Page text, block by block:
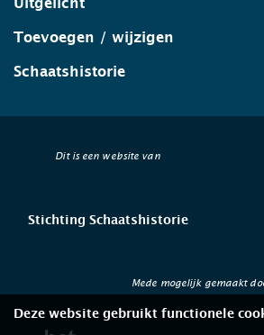
Uitgelicht
Toevoegen / wijzigen
Schaatshistorie
Dit is een website van
Stichting Schaatshistorie
Mede mogelijk gemaakt
Deze website gebruikt functionele